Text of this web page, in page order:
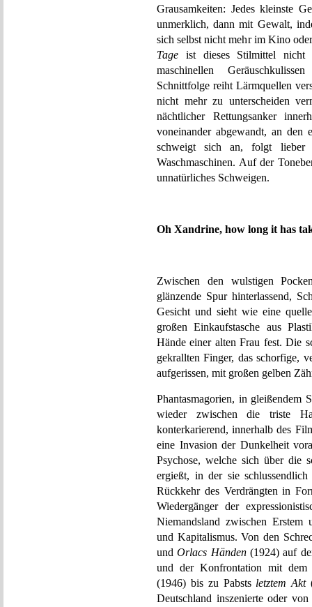
Grausamkeiten: Jedes kleinste
unmerklich, dann mit Gewalt,
sich selbst nicht mehr im Kino
Tage ist dieses Stilmittel nicht
maschinellen
Schnittfolge reiht Lärmquellen
nicht mehr zu unterscheiden
nächtlicher Rettungsanker
voneinander abgewandt, an den
schweigt sich an, folgt lieber
Waschmaschinen. Auf der
unnatürliches Schweigen.
Oh Xandrine, how long it has
Zwischen den wulstigen
glänzende Spur hinterlassend,
Gesicht und sieht wie eine
großen Einkaufstasche aus
Hände einer alten Frau fest. Die
gekrallten Finger, das schorfige,
aufgerissen, mit großen gelben
Phantasmagorien, in
wieder zwischen die triste
konterkarierend, innerhalb des
eine Invasion der Dunkelheit
Psychose, welche sich über die
ergießt, in der sie
Rückkehr des Verdrängten in
Wiedergänger der
Niemandsland zwischen
und Kapitalismus. Von den
undOrlacs Händen(1924) auf
und der Konfrontation mit
(1946) bis zu Pabsts letztem Akt
Deutschland inszenierte oder